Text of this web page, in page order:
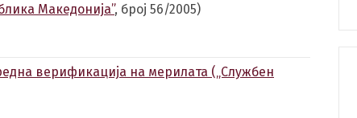
Македонија”, број 56/2005)
верификација на мерилата („Службен